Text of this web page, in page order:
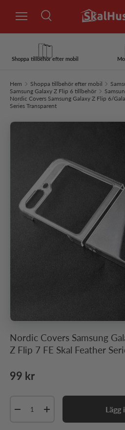
Hoppa till innehåll
Sök
Shoppa tillbehör efter mobil
Hem Shoppa tillbehör efter mobil
Samsung Galaxy Z Flip 6 tillbehör
Nordic Covers Samsung Galaxy Z Flip 6/
Series Transparent
Nordic Covers Samsung
Z Flip 7 FE Skal Feather
Ordinarie pris
99 kr
Minska antalÖka antal Lägg